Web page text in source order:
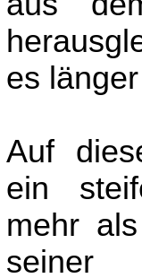
es
Auf
ein
mehr